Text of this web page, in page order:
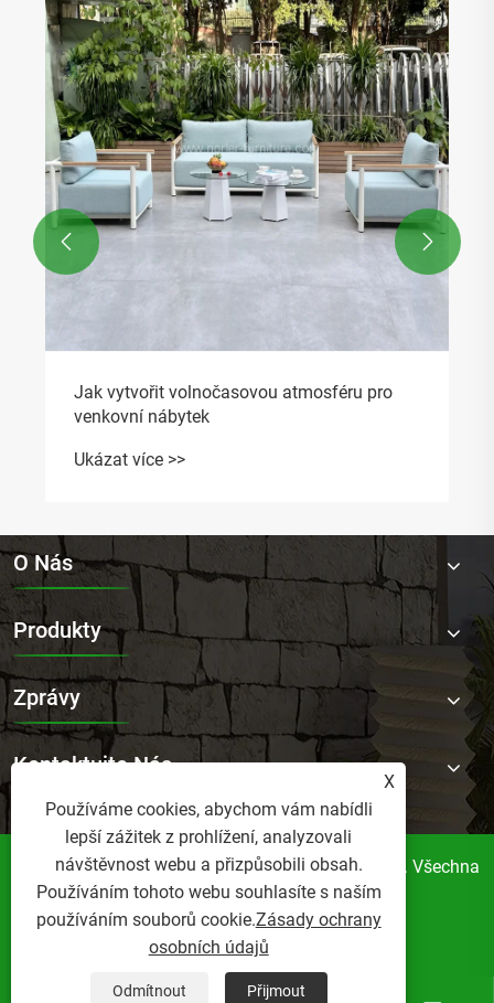
Jak vytvořit volnočasovou atmosféru pro
venkovní nábytek
Ukázat více >>
 
O Nás
Produkty
Zprávy
Kontaktujte Nás
Copyright © 2025 Foshan Norler Furniture Co., Ltd. Všechna
práva vyhrazena.
Links
Sitemap RSS
XML
Zásady ochrany osobních údajů
X
Používáme cookies, abychom vám nabídli
lepší zážitek z prohlížení, analyzovali
návštěvnost webu a přizpůsobili obsah.
Používáním tohoto webu souhlasíte s naším
používáním souborů cookie.Zásady ochrany
osobních údajů
Odmítnout Přijmout